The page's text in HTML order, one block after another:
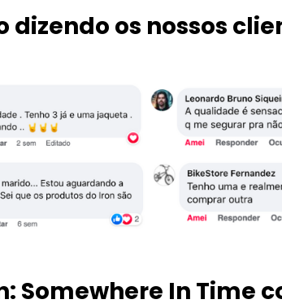
dizendo os nossos
Somewhere In Time